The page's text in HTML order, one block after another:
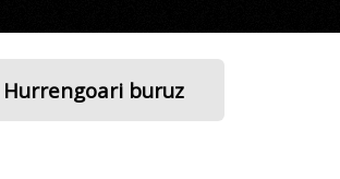
Hurrengoari buruz